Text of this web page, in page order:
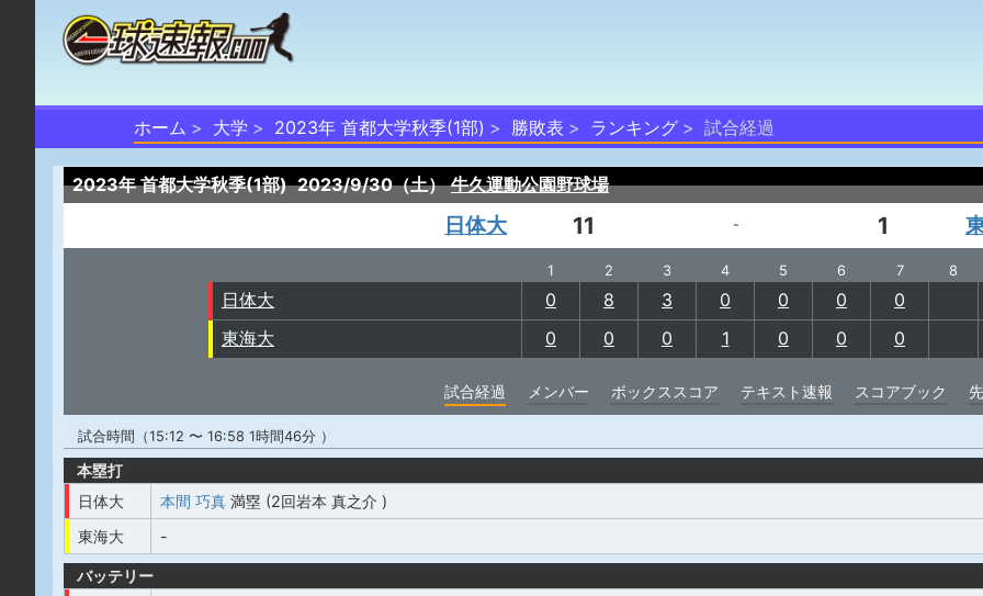
ホーム 大学 2023年 首都大学秋季(1部) 勝敗表 ランキング 試合経過
2023年 首都大学秋季(1部) 2023/9/30（土） 牛久運動公園野球場
日体大 11 - 1
1 2 3 4 5 6 7 8
日体大 0 8 3 0 0 0
0
東海大
0 0 0 1 0 0 0
試合経過 メンバー ボックススコア テキスト速報 スコアブック
試合時間（15:12 〜 16:58 1時間46分 ）
本塁打
日体大
本間 巧真 満塁 (2回岩本 真之介 )
東海大
-
バッテリー